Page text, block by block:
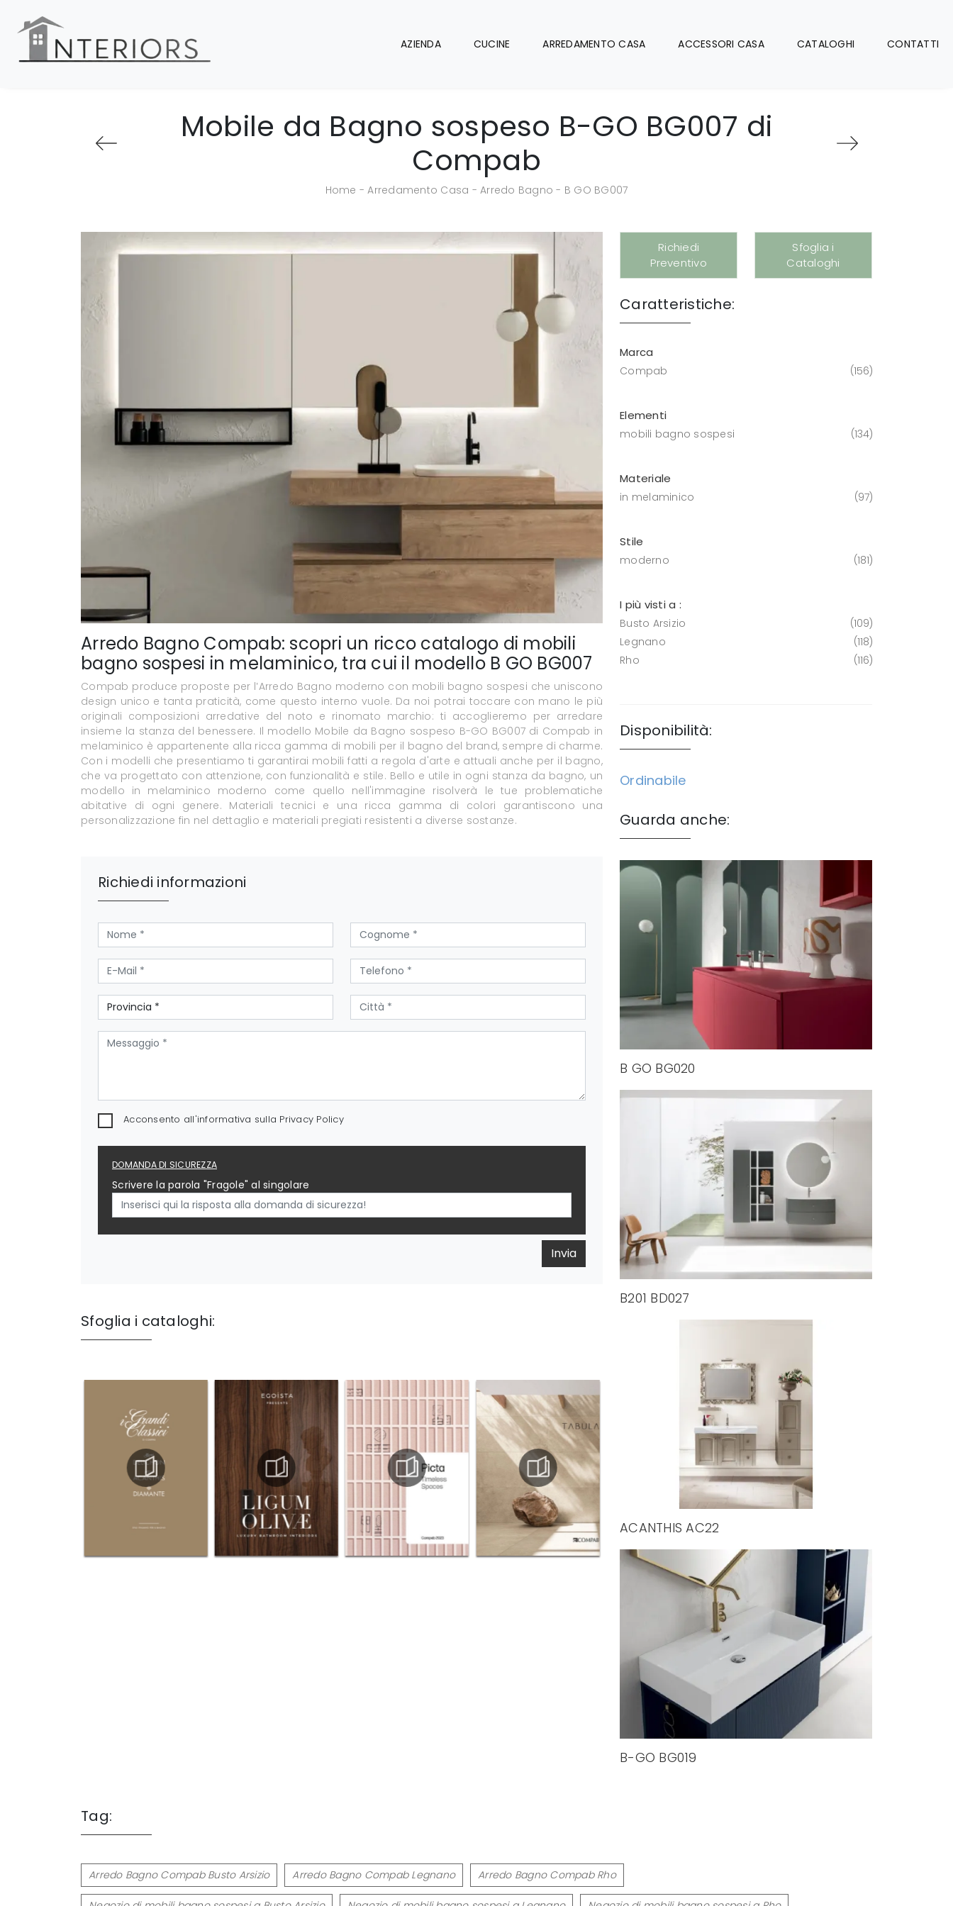
AZIENDA CUCINE ARREDAMENTO CASA ACCESSORI CASA CATALOGHI CONTATTI
Mobile da Bagno sospeso B-GO BG007 di
Compab
Home -Arredamento Casa -Arredo Bagno - B GO BG007
Arredo Bagno Compab: scopri un ricco catalogo di mobili
bagno sospesi in melaminico, tra cui il modello B GO BG007
Compab produce proposte per l’Arredo Bagno moderno con mobili bagno sospesi che uniscono
design unico e tanta praticità, come questo interno vuole. Da noi potrai toccare con mano le più
originali composizioni arredative del noto e rinomato marchio: ti accoglieremo per arredare
insieme la stanza del benessere. Il modello Mobile da Bagno sospeso B-GO BG007 di Compab in
melaminico è appartenente alla ricca gamma di mobili per il bagno del brand, sempre di charme.
Con i modelli che presentiamo ti garantirai mobili fatti a regola d'arte e attuali anche per il bagno,
che va progettato con attenzione, con funzionalità e stile. Bello e utile in ogni stanza da bagno, un
modello in melaminico moderno come quello nell'immagine risolverà le tue problematiche
abitative di ogni genere. Materiali tecnici e una ricca gamma di colori garantiscono una
personalizzazione fin nel dettaglio e materiali pregiati resistenti a diverse sostanze.
Richiedi informazioni
Acconsento all'informativa sulla Privacy Policy
DOMANDA DI SICUREZZA
Scrivere la parola "Fragole" al singolare
Invia
Sfoglia i cataloghi:
Richiedi
Preventivo
Sfoglia i
Cataloghi
Caratteristiche:
Marca
Compab 156
Elementi
mobili bagno sospesi 134
Materiale
in melaminico 97
Stile
moderno 181
I più visti a :
Busto Arsizio
109
Legnano
118
Rho
116
Disponibilità:
Ordinabile
Guarda anche:
B GO BG020
B201 BD027
ACANTHIS AC22
B-GO BG019
Tag:
Arredo Bagno Compab Busto Arsizio Arredo Bagno Compab Legnano Arredo Bagno Compab Rho